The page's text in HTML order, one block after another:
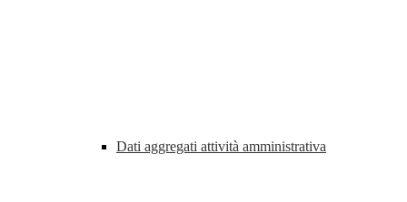
Dati aggregati attività amministrativa